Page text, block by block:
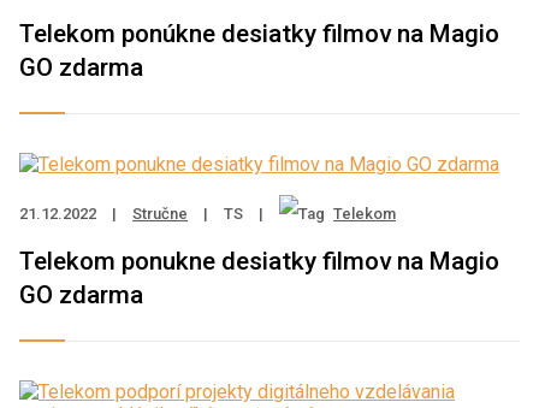
Telekom ponúkne desiatky filmov na Magio
GO zdarma
21.12.2022 | Stručne | TS | Telekom
Telekom ponukne desiatky filmov na Magio
GO zdarma